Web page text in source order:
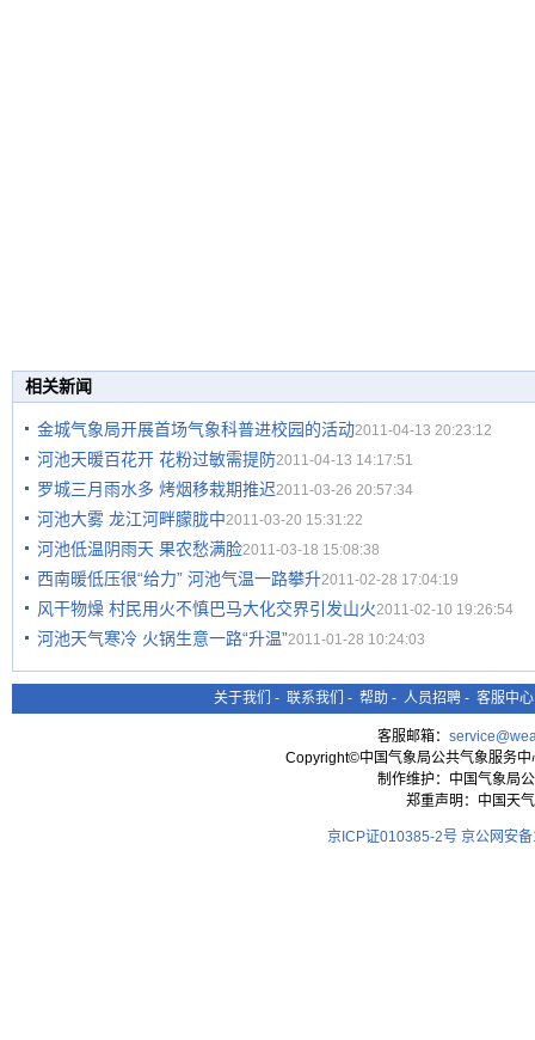
相关新闻
金城气象局开展首场气象科普进校园的活动2011-04-13 20:23:12
河池天暖百花开 花粉过敏需提防2011-04-13 14:17:51
罗城三月雨水多 烤烟移栽期推迟2011-03-26 20:57:34
河池大雾 龙江河畔朦胧中2011-03-20 15:31:22
河池低温阴雨天 果农愁满脸2011-03-18 15:08:38
西南暖低压很“给力” 河池气温一路攀升2011-02-28 17:04:19
风干物燥 村民用火不慎巴马大化交界引发山火2011-02-10 19:26:54
河池天气寒冷 火锅生意一路“升温”2011-01-28 10:24:03
关于我们 - 联系我们 - 帮助 - 人员招聘 - 客服中心
客服邮箱：
Copyright©中国气象局公共气象服务
制作维护：中国气象局
郑重声明：中国天
京ICP证010385-2号 京公网安